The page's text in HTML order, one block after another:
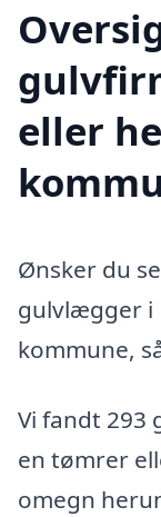
eller
Ønsker du
gulvlægger i
kommune,
Vi fandt 293
en tømrer
omegn